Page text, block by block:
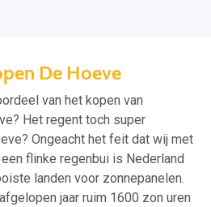
De Hoeve
van het kopen van
Het regent toch super
Ongeacht het feit dat wij met
flinke regenbui is Nederland
landen voor zonnepanelen.
jaar ruim 1600 zon uren